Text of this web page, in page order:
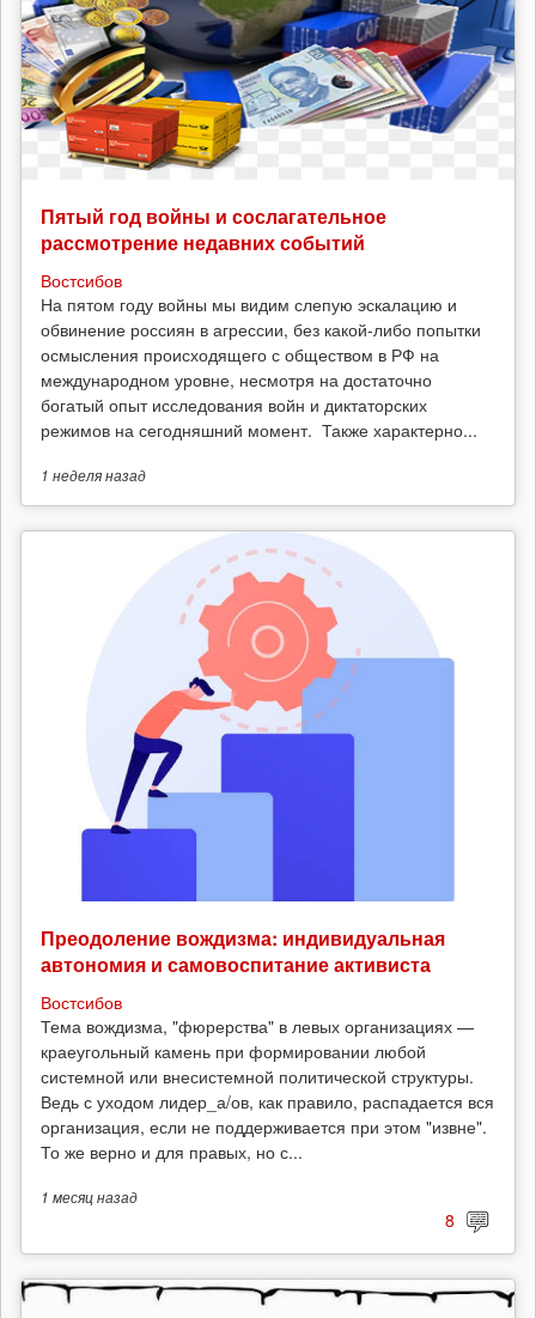
Пятый год войны и сослагательное
рассмотрение недавних событий
Востсибов
На пятом году войны мы видим слепую эскалацию и
обвинение россиян в агрессии, без какой-либо попытки
осмысления происходящего с обществом в РФ на
международном уровне, несмотря на достаточно
богатый опыт исследования войн и диктаторских
режимов на сегодняшний момент. Также характерно...
1 неделяназад
Преодоление вождизма: индивидуальная
автономия и самовоспитание активиста
Востсибов
Тема вождизма, "фюрерства" в левых организациях —
краеугольный камень при формировании любой
системной или внесистемной политической структуры.
Ведь с уходом лидер_а/ов, как правило, распадается вся
организация, если не поддерживается при этом "извне".
То же верно и для правых, но с...
1 месяцназад
8